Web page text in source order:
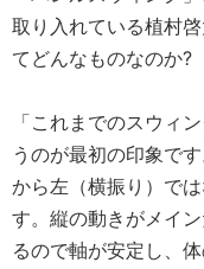
取り入れている植村
てどんなものなのか?
「これまでのスウィ
うのが最初の印象で
から左（横振り）で
す。縦の動きがメイ
るので軸が安定し、